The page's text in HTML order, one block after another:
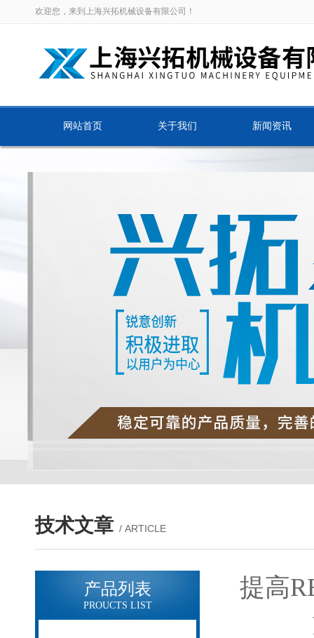
欢迎您，来到上海兴拓机械设备有限公司！
网站首页 关于我们 新闻资讯
技术文章 / ARTICLE
产品列表
PROUCTS LIST
提高